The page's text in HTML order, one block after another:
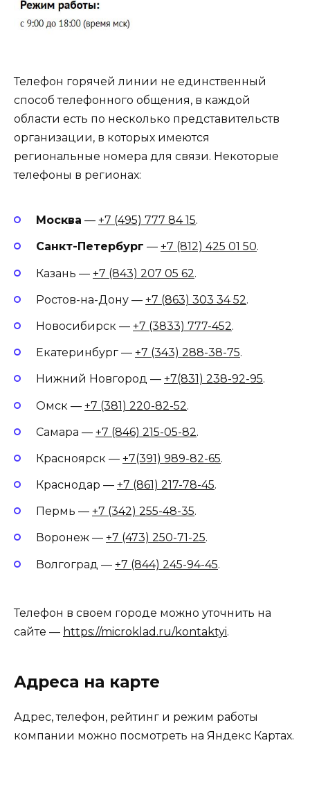
Телефон горячей линии не единственный
способ телефонного общения, в каждой
области есть по несколько представительств
организации, в которых имеются
региональные номера для связи. Некоторые
телефоны в регионах:
Москва — +7 (495) 777 84 15.
Санкт-Петербург — +7 (812) 425 01 50.
Казань — +7 (843) 207 05 62.
Ростов-на-Дону — +7 (863) 303 34 52.
Новосибирск — +7 (3833) 777-452.
Екатеринбург — +7 (343) 288-38-75.
Нижний Новгород — +7(831) 238-92-95.
Омск — +7 (381) 220-82-52.
Самара — +7 (846) 215-05-82.
Красноярск — +7(391) 989-82-65.
Краснодар — +7 (861) 217-78-45.
Пермь — +7 (342) 255-48-35.
Воронеж — +7 (473) 250-71-25.
Волгоград — +7 (844) 245-94-45.
Телефон в своем городе можно уточнить на
сайте — https://microklad.ru/kontaktyi.
Адреса на карте
Адрес, телефон, рейтинг и режим работы
компании можно посмотреть на Яндекс Картах.